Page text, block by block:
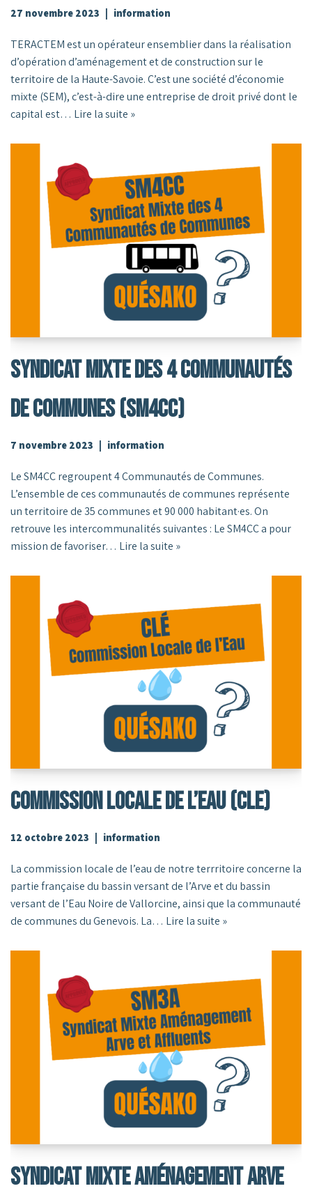
27 novembre 2023 information
TERACTEM est un opérateur ensemblier dans la réalisation
d’opération d’aménagement et de construction sur le
territoire de la Haute-Savoie. C’est une société d’économie
mixte (SEM), c’est-à-dire une entreprise de droit privé dont le
capital est… Lire la suite »
Syndicat Mixte Des 4 Communautés
De Communes (SM4CC)
7 novembre 2023 information
Le SM4CC regroupent 4 Communautés de Communes.
L’ensemble de ces communautés de communes représente
un territoire de 35 communes et 90 000 habitant·es. On
retrouve les intercommunalités suivantes : Le SM4CC a pour
mission de favoriser… Lire la suite »
Commission Locale De L’Eau (CLE)
12 octobre 2023 information
La commission locale de l’eau de notre terrritoire concerne la
partie française du bassin versant de l’Arve et du bassin
versant de l’Eau Noire de Vallorcine, ainsi que la communauté
de communes du Genevois. La… Lire la suite »
Syndicat Mixte Aménagement Arve